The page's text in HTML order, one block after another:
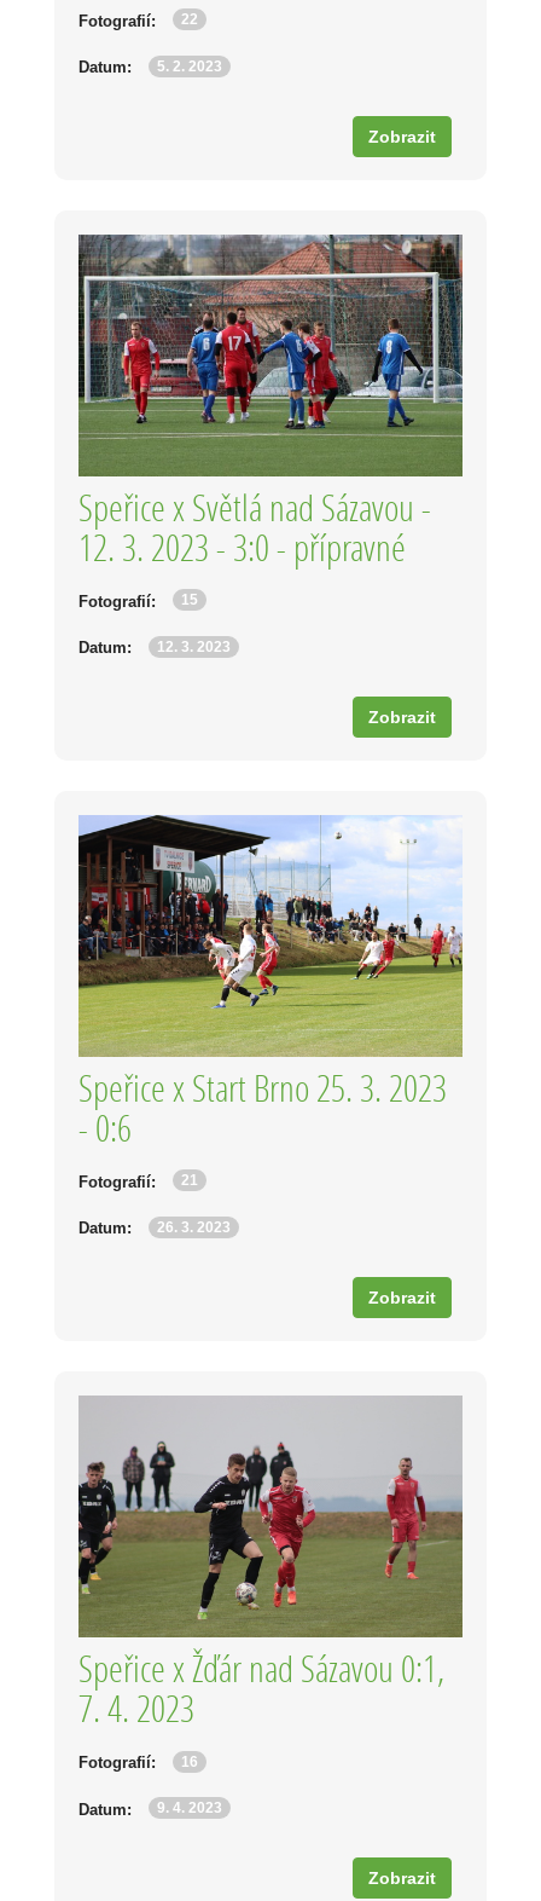
Fotografií: 22
Datum: 5. 2. 2023
Zobrazit
Speřice x Světlá nad Sázavou -
12. 3. 2023 - 3:0 - přípravné
Fotografií: 15
Datum: 12. 3. 2023
Zobrazit
Speřice x Start Brno 25. 3. 2023
- 0:6
Fotografií: 21
Datum: 26. 3. 2023
Zobrazit
Speřice x Žďár nad Sázavou 0:1,
7. 4. 2023
Fotografií: 16
Datum: 9. 4. 2023
Zobrazit